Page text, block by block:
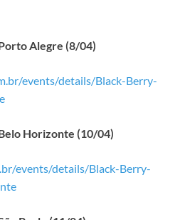
Alegre (8/04)
events/details/Black-Berry-
Horizonte (10/04)
events/details/Black-Berry-